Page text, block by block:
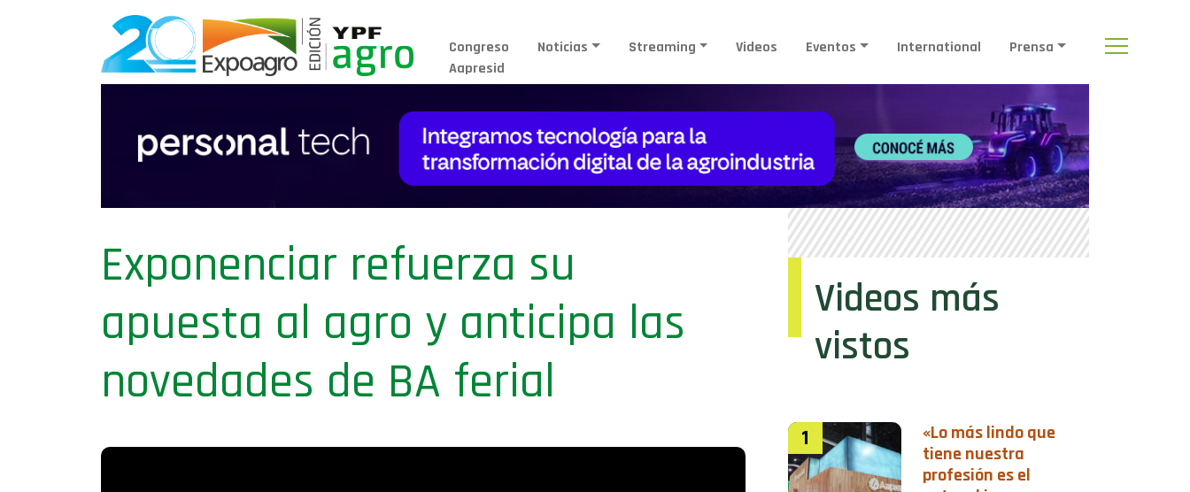
Congreso
Aapresid
Noticias Streaming Videos Eventos International Prensa
Exponenciar refuerza su
apuesta al agro y anticipa las
novedades de BA ferial
Videos más
vistos
1
«Lo más lindo que
tiene nuestra
profesión es el